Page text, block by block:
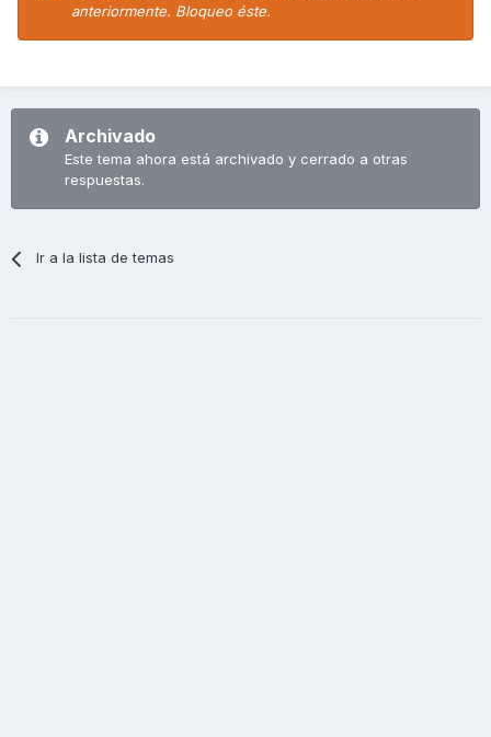
anteriormente. Bloqueo éste.
Archivado
Este tema ahora está archivado y cerrado a otras
respuestas.
Ir a la lista de temas